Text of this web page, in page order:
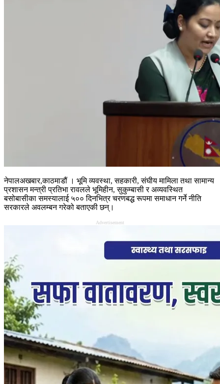
नेपालअखबार,काठमाडौं । भूमि व्यवस्था, सहकारी, संघीय मामिला तथा सामान्य
प्रशासन मन्त्री प्रतिभा रावलले भूमिहीन, सुकुम्बासी र अव्यवस्थित
बसोबासीका समस्यालाई ५०० दिनभित्र चरणबद्ध रूपमा समाधान गर्ने नीति
सरकारले अवलम्बन गरेको बताएकी छन्।
Advertisement